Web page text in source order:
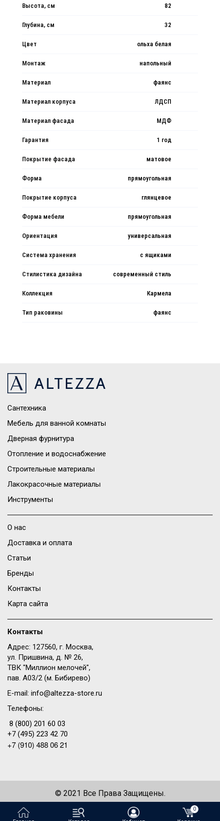
Высота, см 82
Глубина, см 32
Цвет ольха белая
Монтаж напольный
Материал фаянс
Материал корпуса ЛДСП
Материал фасада МДФ
Гарантия 1 год
Покрытие фасада матовое
Форма прямоугольная
Покрытие корпуса глянцевое
Форма мебели прямоугольная
Ориентация универсальная
Система хранения с ящиками
Стилистика дизайна современный стиль
Коллекция Кармела
Тип раковины фаянс
Сантехника
Мебель для ванной комнаты
Дверная фурнитура
Отопление и водоснабжение
Строительные материалы
Лакокрасочные материалы
Инструменты
О нас
Доставка и оплата
Статьи
Бренды
Контакты
Карта сайта
Контакты
Адрес: 127560, г. Москва,
ул. Пришвина, д. № 26,
ТВК "Миллион мелочей",
пав. A03/2 (м. Бибирево)
E-mail: info@altezza-store.ru
Телефоны:
8 (800) 201 60 03
+7 (495) 223 42 70
+7 (910) 488 06 21
© 2021 Все Права Защищены.
Создание сайта —WeDo 0